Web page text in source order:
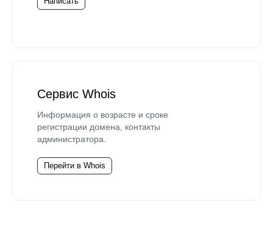
Сервис Whois
Информация о возрасте и сроке
регистрации домена, контакты
администратора.
Перейти в Whois